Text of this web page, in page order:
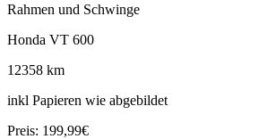
Rahmen und Schwinge
Honda VT 600
12358 km
inkl Papieren wie abgebildet
Preis: 199,99€